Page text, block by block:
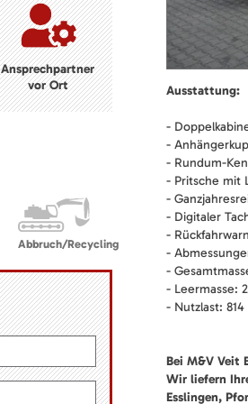
Ansprechpartner
vor Ort
Abbruch/Recycling
Ausstattung:
-
-
- Rundum-
- Pritsche mit
-
- Digitaler
-
-
-
- Leermasse:
- Nutzlast: 814
Bei M&V Veit
Wir liefern
Esslingen,